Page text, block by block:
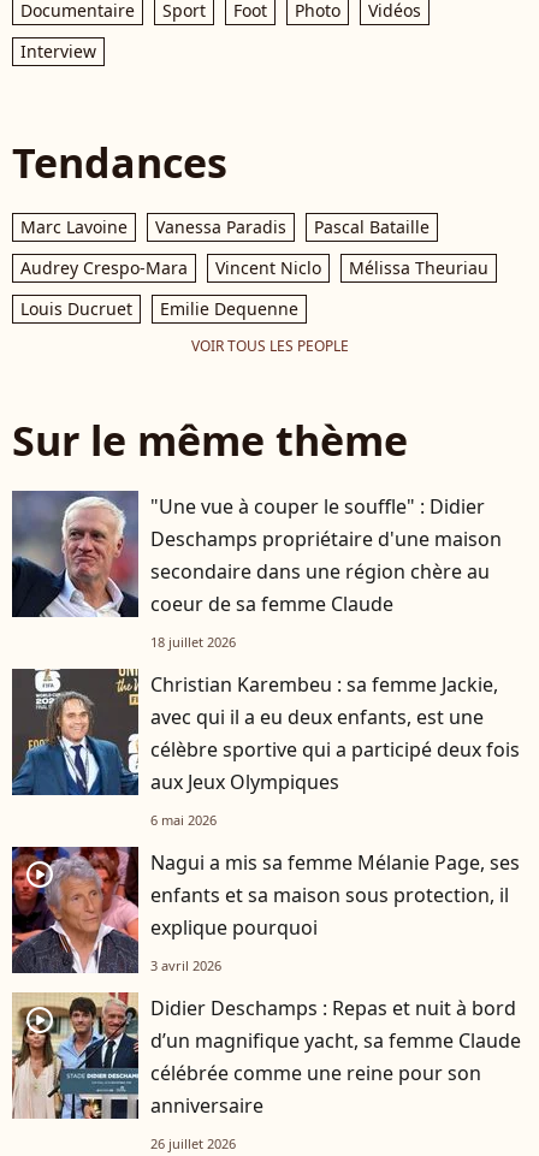
Documentaire
Sport Foot Photo
Vidéos
Interview
Tendances
Marc Lavoine Vanessa Paradis
Pascal Bataille
Audrey Crespo-Mara
Vincent Niclo
Mélissa Theuriau
Louis Ducruet
Emilie Dequenne
VOIR TOUS LES PEOPLE
Sur le même thème
"Une vue à couper le souffle" : Didier
Deschamps propriétaire d'une maison
secondaire dans une région chère au
coeur de sa femme Claude
18 juillet 2026
Christian Karembeu : sa femme Jackie,
avec qui il a eu deux enfants, est une
célèbre sportive qui a participé deux fois
aux Jeux Olympiques
6 mai 2026
player2
Nagui a mis sa femme Mélanie Page, ses
enfants et sa maison sous protection, il
explique pourquoi
3 avril 2026
player2
Didier Deschamps : Repas et nuit à bord
d’un magnifique yacht, sa femme Claude
célébrée comme une reine pour son
anniversaire
26 juillet 2026